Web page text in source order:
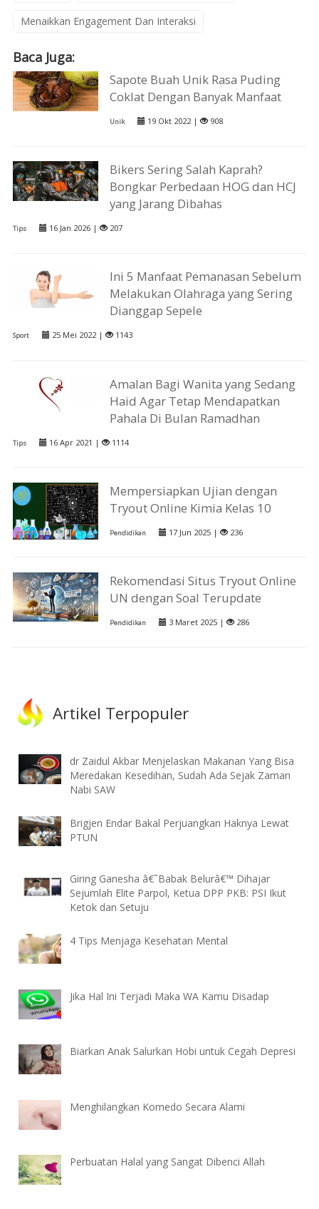
Menaikkan Engagement Dan Interaksi
Baca Juga:
Sapote Buah Unik Rasa Puding
Coklat Dengan Banyak Manfaat
Unik 19 Okt 2022 | 908
Bikers Sering Salah Kaprah?
Bongkar Perbedaan HOG dan HCJ
yang Jarang Dibahas
Tips 16 Jan 2026 | 207
Ini 5 Manfaat Pemanasan Sebelum
Melakukan Olahraga yang Sering
Dianggap Sepele
Sport 25 Mei 2022 | 1143
Amalan Bagi Wanita yang Sedang
Haid Agar Tetap Mendapatkan
Pahala Di Bulan Ramadhan
Tips 16 Apr 2021 | 1114
Mempersiapkan Ujian dengan
Tryout Online Kimia Kelas 10
Pendidikan 17 Jun 2025 | 236
Rekomendasi Situs Tryout Online
UN dengan Soal Terupdate
Pendidikan 3 Maret 2025 | 286
Artikel Terpopuler
dr Zaidul Akbar Menjelaskan Makanan Yang Bisa
Meredakan Kesedihan, Sudah Ada Sejak Zaman
Nabi SAW
Brigjen Endar Bakal Perjuangkan Haknya Lewat
PTUN
Giring Ganesha â€˜Babak Belurâ€™ Dihajar
Sejumlah Elite Parpol, Ketua DPP PKB: PSI Ikut
Ketok dan Setuju
4 Tips Menjaga Kesehatan Mental
Jika Hal Ini Terjadi Maka WA Kamu Disadap
Biarkan Anak Salurkan Hobi untuk Cegah Depresi
Menghilangkan Komedo Secara Alami
Perbuatan Halal yang Sangat Dibenci Allah